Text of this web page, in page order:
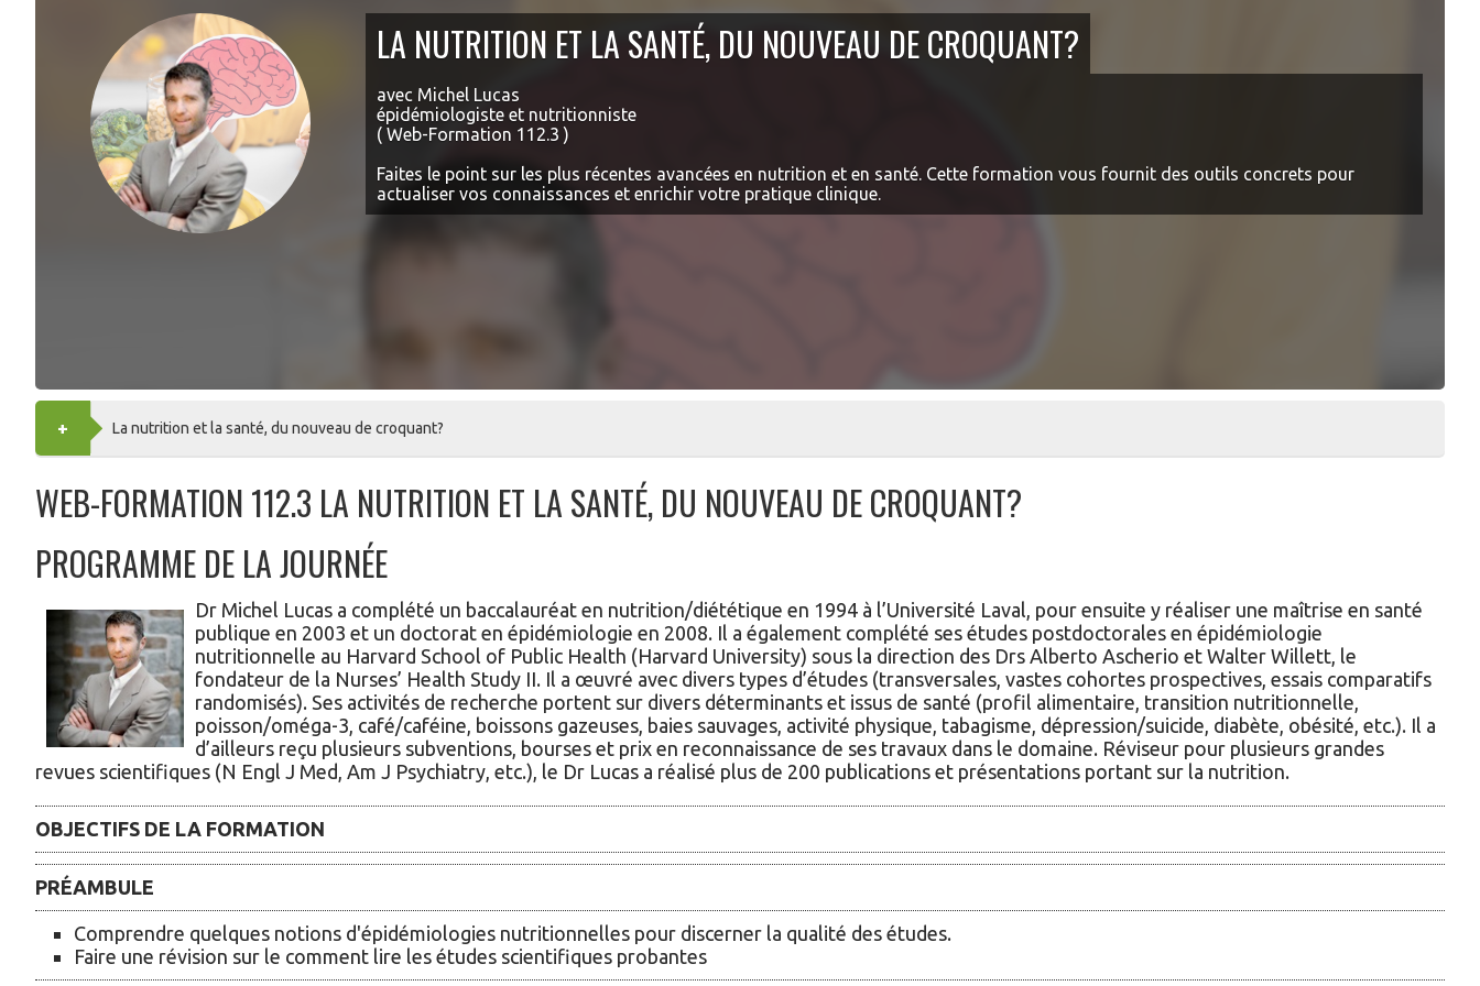
LA NUTRITION ET LA SANTÉ, DU NOUVEAU DE CROQUANT?
avec Michel Lucas
épidémiologiste et nutritionniste
( Web-Formation 112.3 )
Faites le point sur les plus récentes avancées en nutrition et en santé. Cette formation vous fournit des outils concrets pour
actualiser vos connaissances et enrichir votre pratique clinique.
+ AJOUTER
La nutrition et la santé, du nouveau de croquant?
WEB-FORMATION 112.3 LA NUTRITION ET LA SANTÉ, DU NOUVEAU DE CROQUANT?
PROGRAMME DE LA JOURNÉE
Dr Michel Lucas a complété un baccalauréat en nutrition/diététique en 1994 à l’Université Laval, pour ensuite y réaliser une maîtrise en santé
publique en 2003 et un doctorat en épidémiologie en 2008. Il a également complété ses études postdoctorales en épidémiologie
nutritionnelle au Harvard School of Public Health (Harvard University) sous la direction des Drs Alberto Ascherio et Walter Willett, le
fondateur de la Nurses’ Health Study II. Il a œuvré avec divers types d’études (transversales, vastes cohortes prospectives, essais comparatifs
randomisés). Ses activités de recherche portent sur divers déterminants et issus de santé (profil alimentaire, transition nutritionnelle,
poisson/oméga-3, café/caféine, boissons gazeuses, baies sauvages, activité physique, tabagisme, dépression/suicide, diabète, obésité, etc.). Il a
d’ailleurs reçu plusieurs subventions, bourses et prix en reconnaissance de ses travaux dans le domaine. Réviseur pour plusieurs grandes
revues scientifiques (N Engl J Med, Am J Psychiatry, etc.), le Dr Lucas a réalisé plus de 200 publications et présentations portant sur la nutrition.
OBJECTIFS DE LA FORMATION
PRÉAMBULE
Comprendre quelques notions d'épidémiologies nutritionnelles pour discerner la qualité des études.
Faire une révision sur le comment lire les études scientifiques probantes